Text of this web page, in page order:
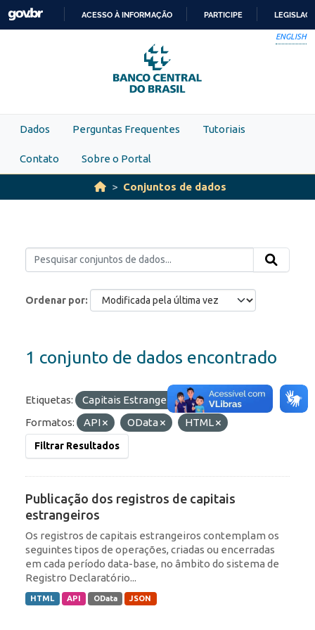
Skip to main content
PARA
O
CONTEÚDO
ACESSO À INFORMAÇÃO PARTICIPE
ENGLISH
Dados Perguntas Frequentes Tutoriais
Contato Sobre o Portal
Conjuntos de dados
Ordenar por
1 conjunto de dados encontrado
Etiquetas: Capitais Estrangeiros
ROF
Formatos:
API OData HTML
Filtrar Resultados
Publicação dos registros de capitais
estrangeiros
Os registros de capitais estrangeiros contemplam os
seguintes tipos de operações, criadas ou encerradas
em cada período data-base, no âmbito do sistema de
Registro Declaratório...
HTML API OData JSON